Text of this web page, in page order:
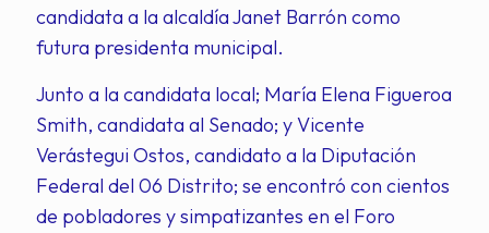
candidata a la alcaldía Janet Barrón como
futura presidenta municipal.
Junto a la candidata local; María Elena Figueroa
Smith, candidata al Senado; y Vicente
Verástegui Ostos, candidato a la Diputación
Federal del 06 Distrito; se encontró con cientos
de pobladores y simpatizantes en el Foro